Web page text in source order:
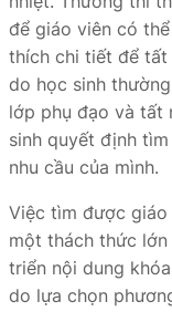
để giáo viên có
thích chi tiết để tất
do học sinh
lớp phụ đạo và tất
sinh quyết định
nhu cầu của mình.
Việc tìm được giáo
một thách thức
triển nội dung
do lựa chọn